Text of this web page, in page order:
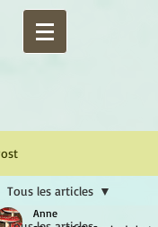
Tous les articles
Anne